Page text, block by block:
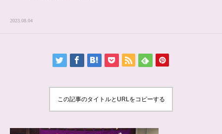
2023.08.04
この記事のタイトルとURLをコピーする